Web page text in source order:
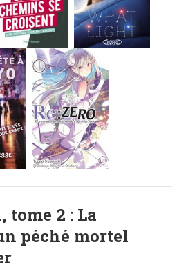
2 : La
péché mortel